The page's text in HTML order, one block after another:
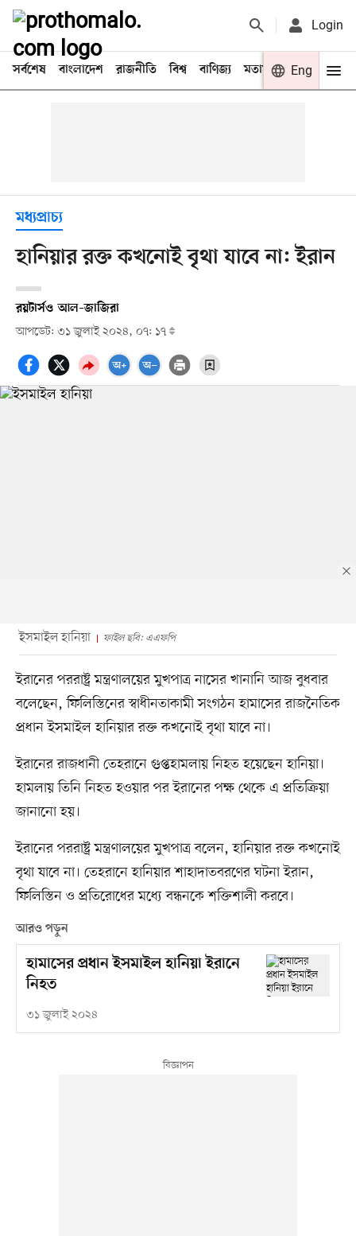
Login
সর্বশেষ বাংলাদেশ রাজনীতি বিশ্ব বাণিজ্য মতামত খেলা
Eng
মধ্যপ্রাচ্য
হানিয়ার রক্ত কখনোই বৃথা যাবে না: ইরান
রয়টার্সও আল–জাজিরা
আপডেট: ৩১ জুলাই ২০২৪, ০৭: ১৭
ইসমাইল হানিয়া ফাইল ছবি: এএফপি
ইরানের পররাষ্ট্র মন্ত্রণালয়ের মুখপাত্র নাসের খানানি আজ বুধবার
বলেছেন, ফিলিস্তিনের স্বাধীনতাকামী সংগঠন হামাসের রাজনৈতিক
প্রধান ইসমাইল হানিয়ার রক্ত কখনোই বৃথা যাবে না।
ইরানের রাজধানী তেহরানে গুপ্তহামলায় নিহত হয়েছেন হানিয়া।
হামলায় তিনি নিহত হওয়ার পর ইরানের পক্ষ থেকে এ প্রতিক্রিয়া
জানানো হয়।
ইরানের পররাষ্ট্র মন্ত্রণালয়ের মুখপাত্র বলেন, হানিয়ার রক্ত কখনোই
বৃথা যাবে না। তেহরানে হানিয়ার শাহাদাতবরণের ঘটনা ইরান,
ফিলিস্তিন ও প্রতিরোধের মধ্যে বন্ধনকে শক্তিশালী করবে।
আরও পড়ুন
হামাসের প্রধান ইসমাইল হানিয়া ইরানে
নিহত
৩১ জুলাই ২০২৪